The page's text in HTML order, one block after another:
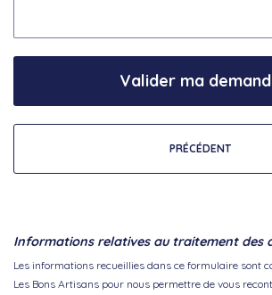
PRÉCÉDENT
Valider ma
Informations relatives au traitement des
Les informations recueillies dans ce formulaire sont
Les Bons Artisans pour nous permettre de vous